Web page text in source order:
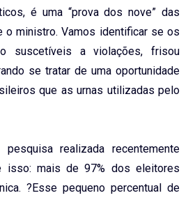
é uma “prova dos nove” das
o ministro. Vamos identificar se os
suscetíveis a violações, frisou
se tratar de uma oportunidade
que as urnas utilizadas pelo
realizada recentemente
isso: mais de 97% dos eleitores
?Esse pequeno percentual de